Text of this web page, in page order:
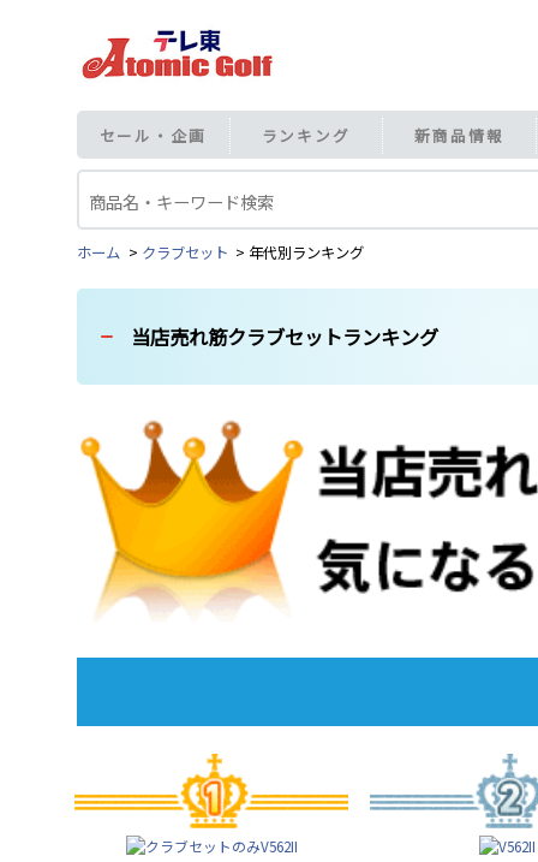
セール・企画 ランキング 新商品情報
ホーム クラブセット 年代別ランキング
当店売れ筋クラブセットランキング